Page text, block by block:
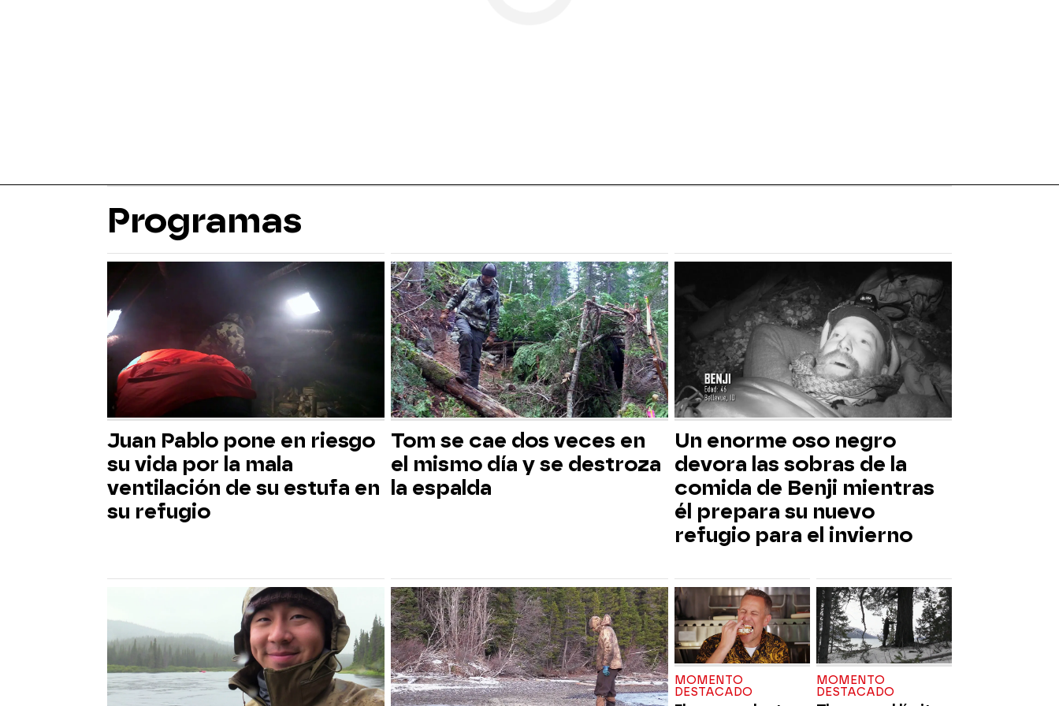
Programas
Juan Pablo pone en riesgo
su vida por la mala
ventilación de su estufa en
su refugio
Tom se cae dos veces en
el mismo día y se destroza
la espalda
Un enorme oso negro
devora las sobras de la
comida de Benji mientras
él prepara su nuevo
refugio para el invierno
MOMENTO
DESTACADO
MOMENTO
DESTACADO